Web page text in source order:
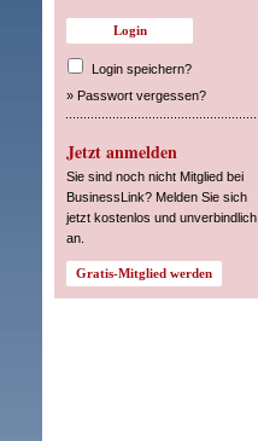
Login speichern?
» Passwort vergessen?
Jetzt anmelden
Sie sind noch nicht Mitglied bei
BusinessLink? Melden Sie sich
jetzt kostenlos und unverbindlich
an.